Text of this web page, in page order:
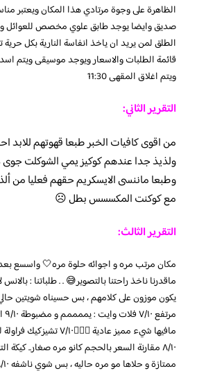
الظاهرة على وجوة مرتادي هذا المكان ويعتبر
صديق وايضا يوجد طابق علوي مخصص للعوائل
الطلق لمن يريد ان ياخذ انفاسة النارية بكل
قائمة الطلبات والاسعار ويوجد موسيقى ويتم
ويتم اغلاق المقهى 11:30
التقرير الثاني:
من اقوى كافيات الخبر طبعا قهوتهم للابد
وطبعا ماننسى الايسكريم حقهم فعليا من
مع كوكنت المكسسس بطل ☹️
التقرير الثالث:
مكان مرتب مره و اجوائه حلوة مره🤍 واسسع
ماقدرنا ناخذ راحتنا بالتصوير😅 . . طلباتنا :
يكون موزون على كلامهم ، بس حسيناه شويتين
مافيها شيء مميز عادية
٨/١٠ مقارنة السعر بالحجم كانو مره صغار.. كيكة
ممتازة و حلاها مو مره حاليه ، بس شوي ناشفه ٨/١٠